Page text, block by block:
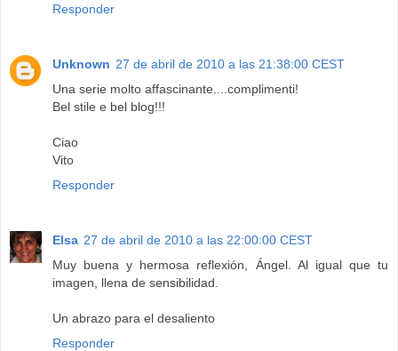
Responder
Unknown 27 de abril de 2010 a las 21:38:00 CEST
Una serie molto affascinante....complimenti!
Bel stile e bel blog!!!
Ciao
Vito
Responder
Elsa 27 de abril de 2010 a las 22:00:00 CEST
Muy buena y hermosa reflexión, Ángel. Al igual que tu
imagen, llena de sensibilidad.
Un abrazo para el desaliento
Responder